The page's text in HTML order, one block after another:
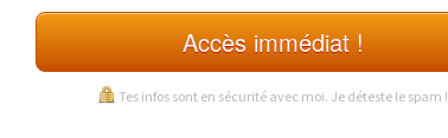
Accès immédiat !
Tes infos sont en sécurité avec moi. Je déteste le spam !